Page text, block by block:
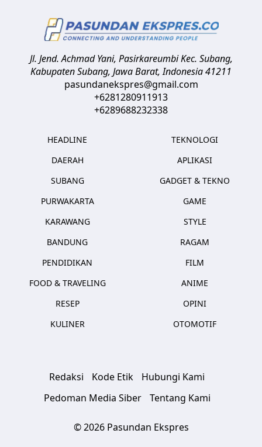
Jl. Jend. Achmad Yani, Pasirkareumbi Kec. Subang,
Kabupaten Subang, Jawa Barat,Indonesia41211
pasundanekspres@gmail.com
+6281280911913
+6289688232338
HEADLINE
DAERAH
SUBANG
PURWAKARTA
KARAWANG
BANDUNG
PENDIDIKAN
FOOD & TRAVELING
RESEP
KULINER
TEKNOLOGI
APLIKASI
GADGET & TEKNO
GAME
STYLE
RAGAM
FILM
ANIME
OPINI
OTOMOTIF
Redaksi Kode Etik
Hubungi Kami
Pedoman Media Siber
Tentang Kami
© 2026 Pasundan Ekspres